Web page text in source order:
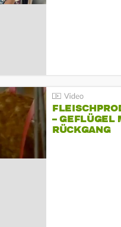
– GEFLÜGEL
ÜCKGANG